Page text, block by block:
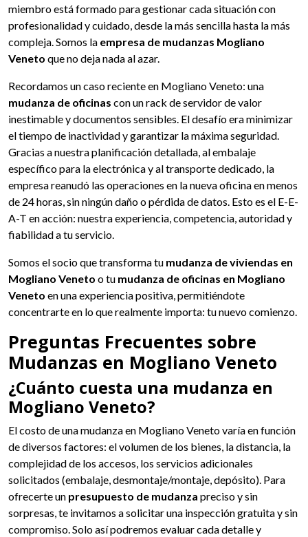
miembro está formado para gestionar cada situación con
profesionalidad y cuidado, desde la más sencilla hasta la más
compleja. Somos la empresa de mudanzas Mogliano
Veneto que no deja nada al azar.
Recordamos un caso reciente en Mogliano Veneto: una
mudanza de oficinas con un rack de servidor de valor
inestimable y documentos sensibles. El desafío era minimizar
el tiempo de inactividad y garantizar la máxima seguridad.
Gracias a nuestra planificación detallada, al embalaje
específico para la electrónica y al transporte dedicado, la
empresa reanudó las operaciones en la nueva oficina en menos
de 24 horas, sin ningún daño o pérdida de datos. Esto es el E-E-
A-T en acción: nuestra experiencia, competencia, autoridad y
fiabilidad a tu servicio.
Somos el socio que transforma tu mudanza de viviendas en
Mogliano Veneto o tu mudanza de oficinas en Mogliano
Veneto en una experiencia positiva, permitiéndote
concentrarte en lo que realmente importa: tu nuevo comienzo.
Preguntas Frecuentes sobre
Mudanzas en Mogliano Veneto
¿Cuánto cuesta una mudanza en
Mogliano Veneto?
El costo de una mudanza en Mogliano Veneto varía en función
de diversos factores: el volumen de los bienes, la distancia, la
complejidad de los accesos, los servicios adicionales
solicitados (embalaje, desmontaje/montaje, depósito). Para
ofrecerte un presupuesto de mudanza preciso y sin
sorpresas, te invitamos a solicitar una inspección gratuita y sin
compromiso. Solo así podremos evaluar cada detalle y